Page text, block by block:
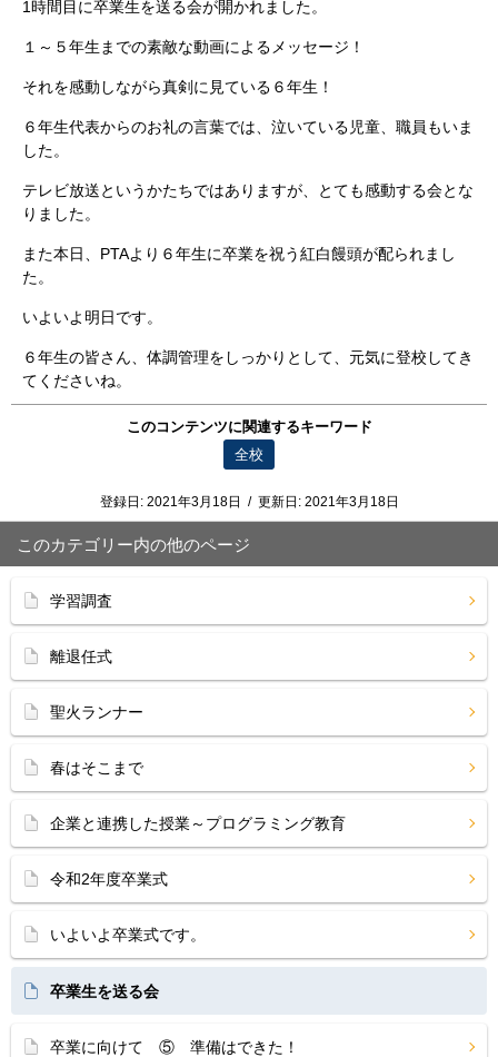
1時間目に卒業生を送る会が開かれました。
１～５年生までの素敵な動画によるメッセージ！
それを感動しながら真剣に見ている６年生！
６年生代表からのお礼の言葉では、泣いている児童、職員もいま
した。
テレビ放送というかたちではありますが、とても感動する会とな
りました。
また本日、PTAより６年生に卒業を祝う紅白饅頭が配られまし
た。
いよいよ明日です。
６年生の皆さん、体調管理をしっかりとして、元気に登校してき
てくださいね。
このコンテンツに関連するキーワード
全校
登録日: 2021年3月18日 / 更新日: 2021年3月18日
このカテゴリー内の他のページ
学習調査
離退任式
聖火ランナー
春はそこまで
企業と連携した授業～プログラミング教育
令和2年度卒業式
いよいよ卒業式です。
卒業生を送る会
卒業に向けて ⑤ 準備はできた！